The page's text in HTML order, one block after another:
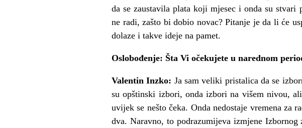
da se zaustavila plata koji mjesec i onda su
ne radi, zašto bi dobio novac? Pitanje je da li će
dolaze i takve ideje na pamet.
Oslobođenje: Šta Vi očekujete u narednom
Valentin Inzko: Ja sam veliki pristalica da se
su opštinski izbori, onda izbori na višem nivou,
uvijek se nešto čeka. Onda nedostaje vremena
dva. Naravno, to podrazumijeva izmjene